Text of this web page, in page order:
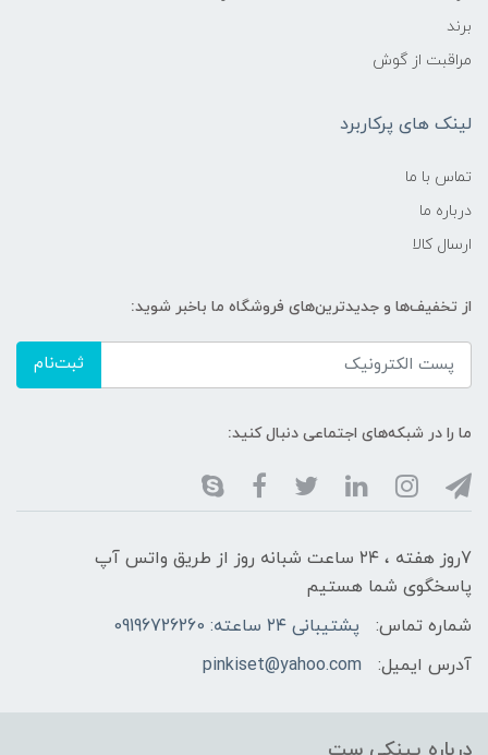
برند
مراقبت از گوش
لینک های پرکاربرد
تماس با ما
درباره ما
ارسال کالا
از تخفیف‌ها و جدیدترین‌های فروشگاه ما باخبر شوید:
ثبت‌نام
ما را در شبکه‌های اجتماعی دنبال کنید:
7روز هفته ، ۲۴ ساعت شبانه‌ روز از طریق واتس آپ
پاسخگوی شما هستیم
شماره تماس:
پشتیبانی ۲۴ ساعته: 09196726260
آدرس ایمیل:
pinkiset@yahoo.com